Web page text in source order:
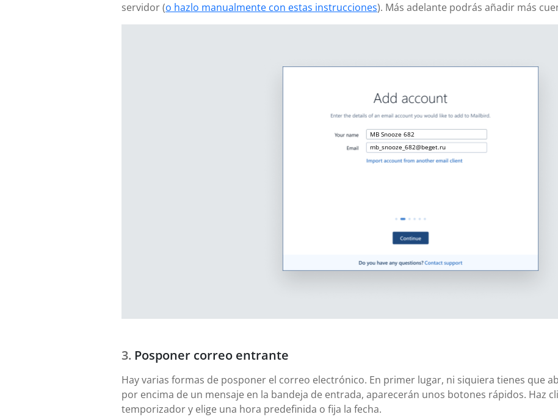
servidor (o hazlo manualmente con estas instrucciones). Más adelante podrás añadir más
MB Snooze 682
mb_snooze_682@beget.ru
Posponer correo entrante
Hay varias formas de posponer el correo electrónico. En primer lugar, ni siquiera tienes que
por encima de un mensaje en la bandeja de entrada, aparecerán unos botones rápidos. Haz
temporizador y elige una hora predefinida o fija la fecha.